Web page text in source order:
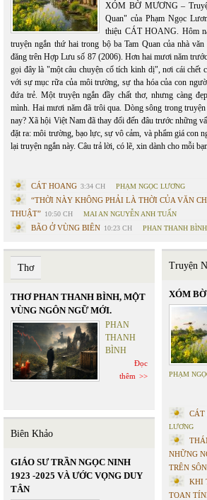
XÓM BỜ MƯƠNG –
Quan" của Phạm Ngọc
thiệu CÁT HOANG. Hôm
truyện ngắn thứ hai trong bộ ba Tam Quan của nhà
đăng trên Hợp Lưu số 87 (2006). Hơn hai mươi năm
gọi đây là "một câu chuyện cổ tích kinh dị", nơi cái chết
với sự mục rữa của môi trường, sự tha hóa của con
đứa trẻ. Một truyện ngắn đầy chất thơ, nhưng càng
mình. Hai mươi năm đã trôi qua. Dòng sông trong
nay? Xã hội Việt Nam đã thay đổi đến đâu trước những
đặt ra: môi trường, bạo lực, sự vô cảm, và phẩm giá con
lại truyện ngắn này. Câu trả lời, có lẽ, xin dành cho mỗi
CÁT HOANG 3:34 CH PHẠM NGỌC LƯƠNG
“THỜI NÀY KHÔNG PHẢI LÀ THỜI CỦA VĂN
THUẬT” 10:50 CH MAI AN NGUYỄN ANH TUẤN
BÃO Ở VÙNG BIÊN 10:23 CH PHAN THANH BÌNH
Thơ
THƠ PHAN THANH BÌNH, MỘT
VÙNG NGÔN NGỮ MỚI.
PHAN
THANH
BÌNH
Đọc
thêm
Biên Khảo
GIÁO SƯ TRẦN NGỌC NINH
1923 -2025 VÀ ƯỚC VỌNG DUY
TÂN
Truyện
XÓM
PHẠM
CÁT
LƯƠNG
NHỮNG
TRÊN
KHI
TOAN